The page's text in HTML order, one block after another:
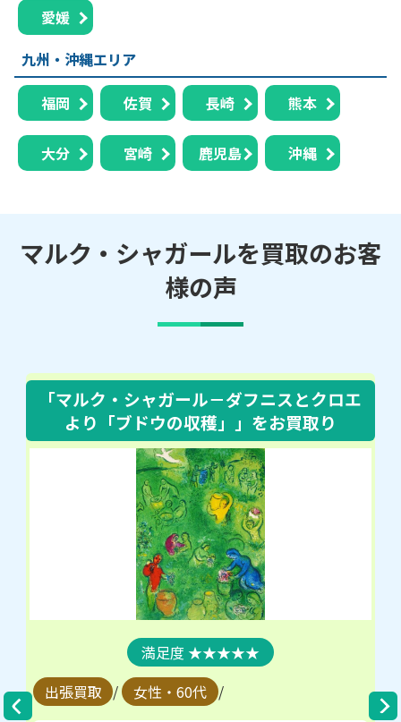
愛媛
九州・沖縄エリア
福岡 佐賀 長崎 熊本
大分 宮崎 鹿児島 沖縄
マルク・シャガールを買取のお客
様の声
「マルク・シャガール－ダフニスとクロエ
より「ブドウの収穫」」 をお買取り
★★★★★
出張買取 / 女性・60代 /